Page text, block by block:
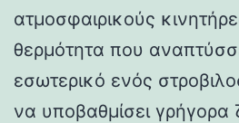
ατμοσφαιρικούς
θερμότητα που
εσωτερικό ενός
να υποβαθμίσει γρήγορα